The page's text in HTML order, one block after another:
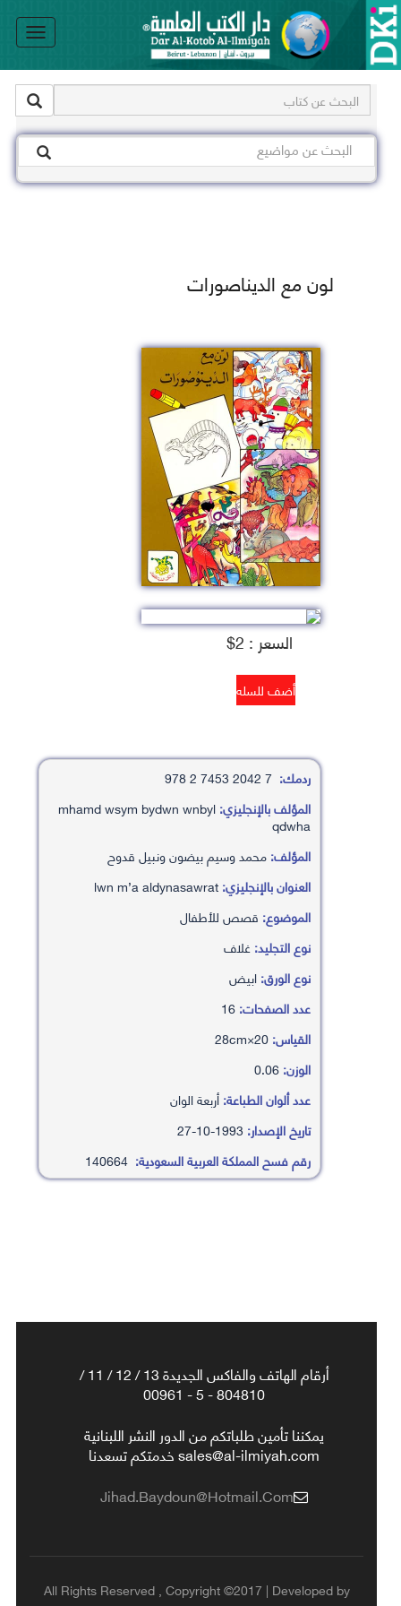
لون مع الديناصورات
السعر : 2$
ردمك:
المؤلف بالإنجليزي:mhamd wsym bydwn wnbyl
qdwha
المؤلف:محمد وسيم بيضون ونبيل قدوح
العنوان بالإنجليزي:
الموضوع: قصص للأطفال
نوع التجليد:غلاف
نوع الورق:ابيض
عدد الصفحات:
القياس:
الوزن:
عدد ألوان الطباعة:أربعة الوان
تاريخ الإصدار:
رقم فسح المملكة العربية السعودية:
أرقام الهاتف والفاكس الجديدة 13 / 12 / 11 /
804810 - 5 - 00961
يمكننا تأمين طلباتكم من الدور النشر اللبنانية
sales@al-ilmiyah.com خدمتكم تسعدنا
Jihad.baydoun@hotmail.com
All Rights Reserved , Copyright ©2017 | Developed by